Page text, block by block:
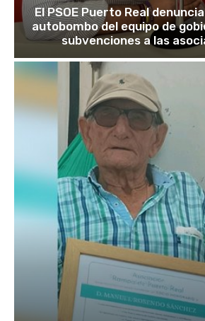
El PSOE Puerto Real
autobombo del equipo de
subvenciones a las